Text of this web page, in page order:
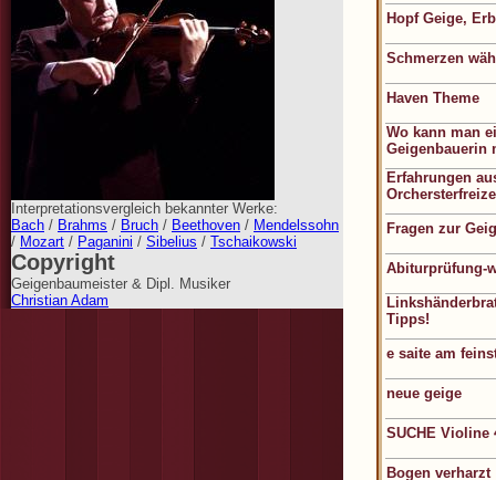
Hopf Geige,
Schmerzen
Haven Theme
Wo kann man
Geigenbauerin
Erfahrungen
Fragen zur
Abiturprüfung-
Tipps!
e saite am
neue geige
SUCHE Violine
Bogen verharzt
Interpretationsvergleich bekannter Werke:
Bach / Brahms / Bruch / Beethoven / Mendelssohn
/ Mozart / Paganini / Sibelius / Tschaikowski
Copyright
Geigenbaumeister & Dipl. Musiker
Christian Adam